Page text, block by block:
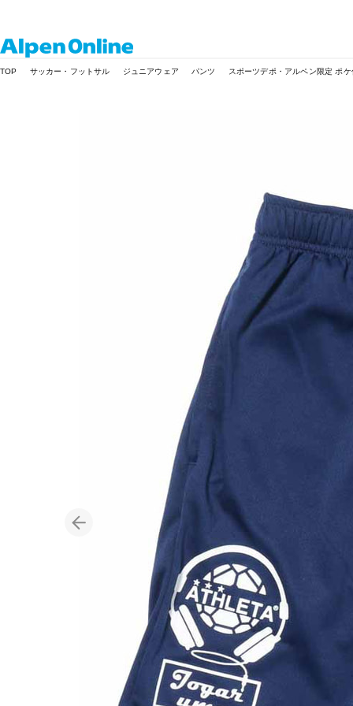
Online
TOP サッカー・フットサル ジュニアウェア パンツ スポーツデポ・アルペン限定 ポ